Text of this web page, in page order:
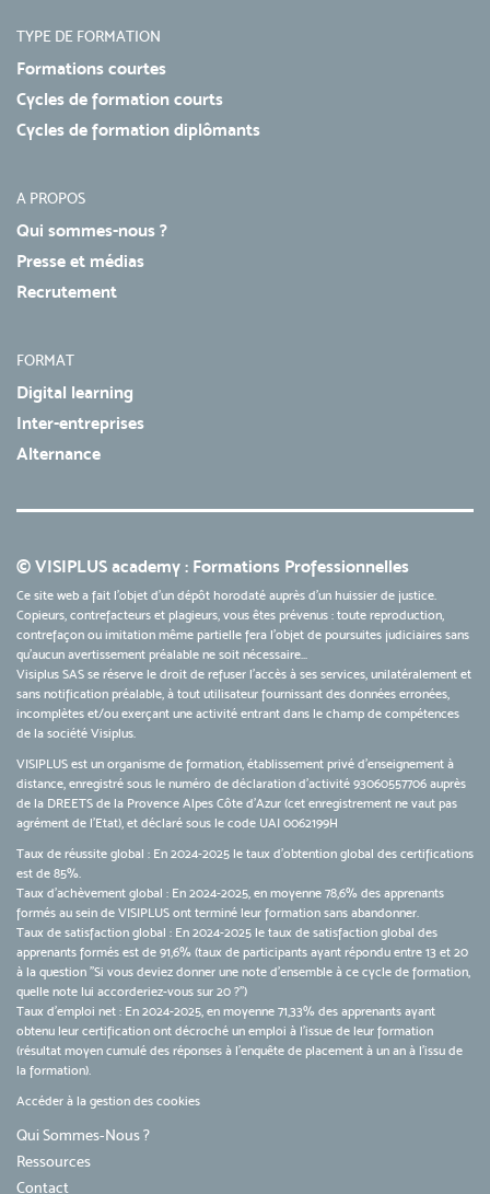
TYPE DE FORMATION
Formations courtes
Cycles de formation courts
Cycles de formation diplômants
A PROPOS
Qui sommes-nous ?
Presse et médias
Recrutement
FORMAT
Digital learning
Inter-entreprises
Alternance
© VISIPLUS academy : Formations Professionnelles
Ce site web a fait l'objet d'un dépôt horodaté auprès d'un huissier de justice.
Copieurs, contrefacteurs et plagieurs, vous êtes prévenus : toute reproduction,
contrefaçon ou imitation même partielle fera l'objet de poursuites judiciaires sans
qu’aucun avertissement préalable ne soit nécessaire...
Visiplus SAS se réserve le droit de refuser l'accès à ses services, unilatéralement et
sans notification préalable, à tout utilisateur fournissant des données erronées,
incomplètes et/ou exerçant une activité entrant dans le champ de compétences
de la société Visiplus.
VISIPLUS est un organisme de formation, établissement privé d’enseignement à
distance, enregistré sous le numéro de déclaration d’activité 93060557706 auprès
de la DREETS de la Provence Alpes Côte d’Azur (cet enregistrement ne vaut pas
agrément de l’Etat), et déclaré sous le code UAI 0062199H
Taux de réussite global : En 2024-2025 le taux d'obtention global des certifications
est de 85%.
Taux d’achèvement global : En 2024-2025, en moyenne 78,6% des apprenants
formés au sein de VISIPLUS ont terminé leur formation sans abandonner.
Taux de satisfaction global : En 2024-2025 le taux de satisfaction global des
apprenants formés est de 91,6% (taux de participants ayant répondu entre 13 et 20
à la question "Si vous deviez donner une note d’ensemble à ce cycle de formation,
quelle note lui accorderiez-vous sur 20 ?")
Taux d’emploi net : En 2024-2025, en moyenne 71,33% des apprenants ayant
obtenu leur certification ont décroché un emploi à l'issue de leur formation
(résultat moyen cumulé des réponses à l'enquête de placement à un an à l'issu de
la formation).
Accéder à la gestion des cookies
Qui Sommes-Nous ?
Ressources
Contact